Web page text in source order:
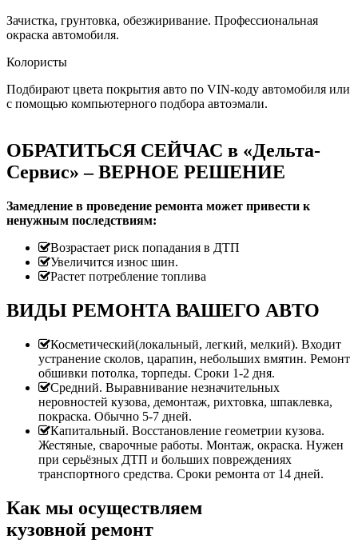
Зачистка, грунтовка, обезжиривание. Профессиональная
окраска автомобиля.
Колористы
Подбирают цвета покрытия авто по VIN-коду автомобиля или
с помощью компьютерного подбора автоэмали.
ОБРАТИТЬСЯ СЕЙЧАС в «Дельта-
Сервис» – ВЕРНОЕ РЕШЕНИЕ
Замедление в проведение ремонта может привести к
ненужным последствиям:
Возрастает риск попадания в ДТП
Увеличится износ шин.
Растет потребление топлива
ВИДЫ РЕМОНТА ВАШЕГО АВТО
Косметический(локальный, легкий, мелкий). Входит
устранение сколов, царапин, небольших вмятин. Ремонт
обшивки потолка, торпеды. Сроки 1-2 дня.
Средний. Выравнивание незначительных
неровностей кузова, демонтаж, рихтовка, шпаклевка,
покраска. Обычно 5-7 дней.
Капитальный. Восстановление геометрии кузова.
Жестяные, сварочные работы. Монтаж, окраска. Нужен
при серьёзных ДТП и больших повреждениях
транспортного средства. Сроки ремонта от 14 дней.
Как мы осуществляем
кузовной ремонт